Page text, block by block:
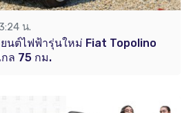
น.
ยนต์ไฟฟ้ารุ่นใหม่ Fiat Topolino
กล 75 กม.